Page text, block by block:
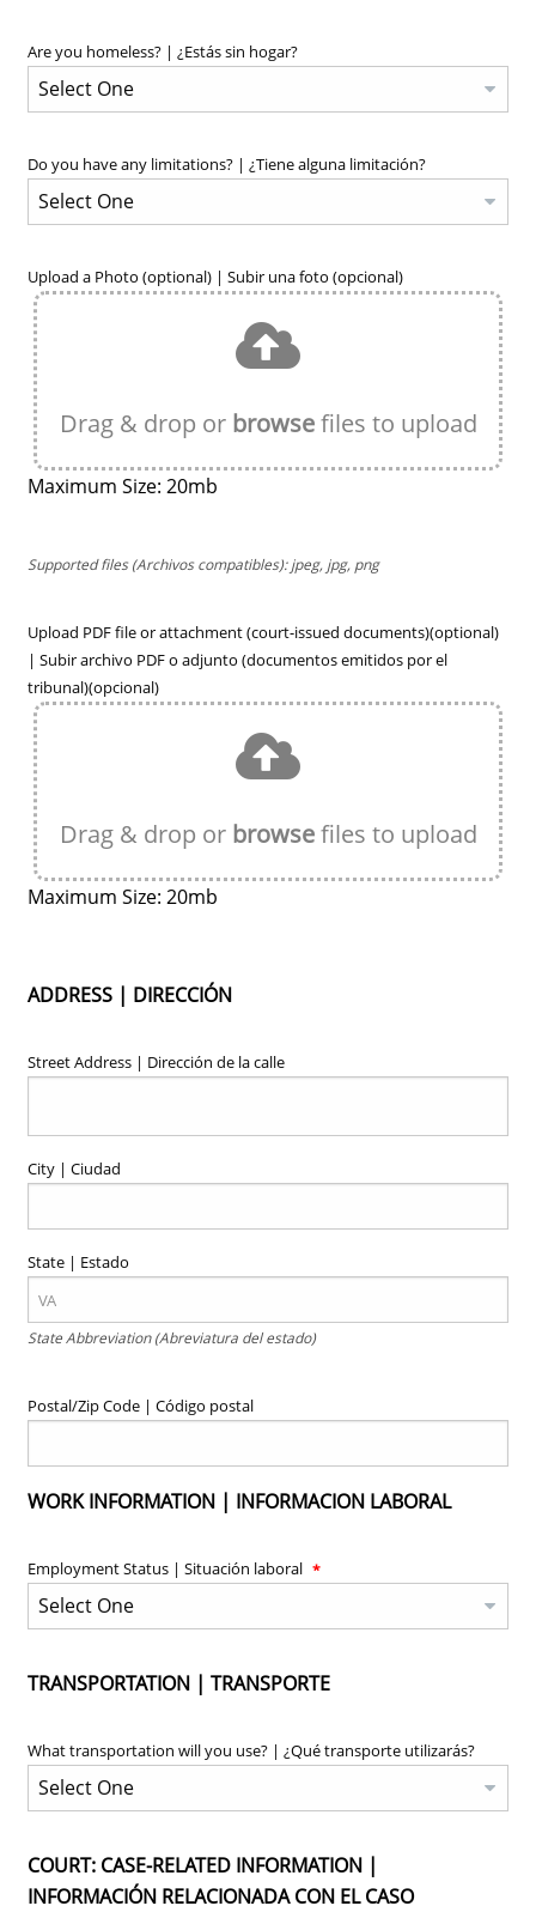
Are you homeless? | ¿Estás sin hogar?
Do you have any limitations? | ¿Tiene alguna limitación?
Upload a Photo (optional) | Subir una foto (opcional)
Drag & drop or browsefiles to upload
Maximum Size: 20mb
Supported files (Archivos compatibles): jpeg, jpg, png
Upload PDF file or attachment (court-issued documents)(optional)
| Subir archivo PDF o adjunto (documentos emitidos por el
tribunal)(opcional)
Drag & drop or browsefiles to upload
Maximum Size: 20mb
ADDRESS | DIRECCIÓN
Street Address | Dirección de la calle
City | Ciudad
State | Estado
State Abbreviation (Abreviatura del estado)
Postal/Zip Code | Código postal
WORK INFORMATION | INFORMACION LABORAL
Employment Status | Situación laboral
TRANSPORTATION | TRANSPORTE
What transportation will you use? | ¿Qué transporte utilizarás?
COURT: CASE-RELATED INFORMATION |
INFORMACIÓN RELACIONADA CON EL CASO